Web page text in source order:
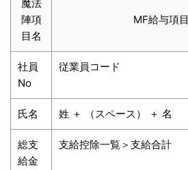
魔法
陣項
目名
MF給与項目
社員
No
従業員コード
氏名 姓 ＋ （スペース） ＋ 名
総支
給金
支給控除一覧＞支給合計